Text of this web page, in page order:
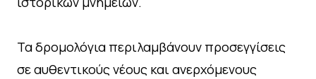
Τα δρομολόγια περιλαμβάνουν προσεγγίσεις
σε αυθεντικούς νέους και ανερχόμενους